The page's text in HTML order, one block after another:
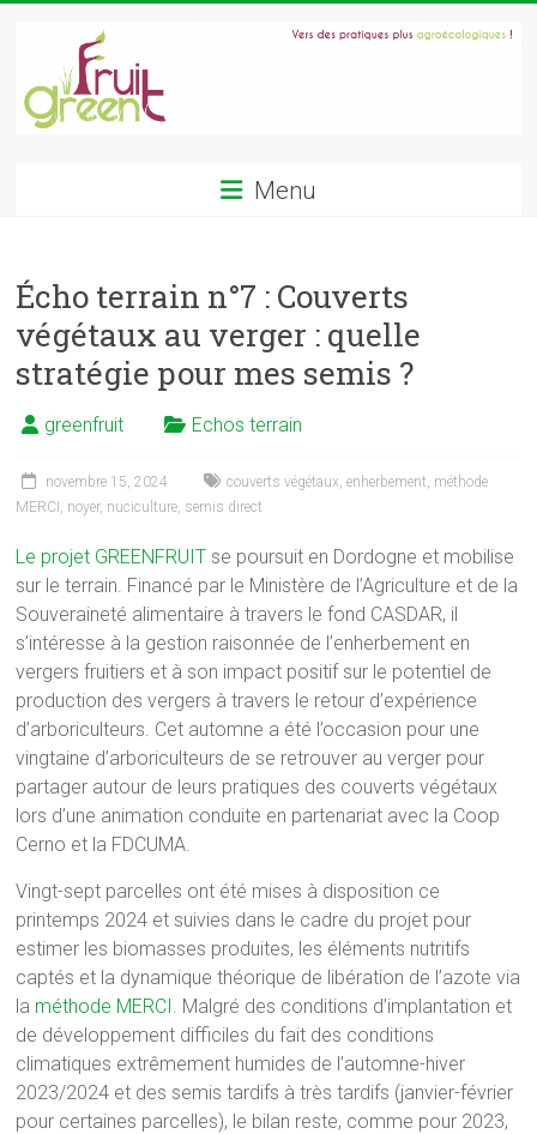
GREENFRUIT
l'enherbement
en
verger
fruitier
couverts
végétaux,
paturages,
Menu
Écho terrain n°7 : Couverts
végétaux au verger : quelle
stratégie pour mes semis ?
greenfruit Echos terrain
novembre 15, 2024 couverts végétaux ,enherbement méthode
MERCI noyer, nuciculture semis direct
Le projet GREENFRUIT se poursuit en Dordogne et mobilise
sur le terrain. Financé par le Ministère de l’Agriculture et de la
Souveraineté alimentaire à travers le fond CASDAR, il
s’intéresse à la gestion raisonnée de l’enherbement en
vergers fruitiers et à son impact positif sur le potentiel de
production des vergers à travers le retour d’expérience
d’arboriculteurs. Cet automne a été l’occasion pour une
vingtaine d’arboriculteurs de se retrouver au verger pour
partager autour de leurs pratiques des couverts végétaux
lors d’une animation conduite en partenariat avec la Coop
Cerno et la FDCUMA.
Vingt-sept parcelles ont été mises à disposition ce
printemps 2024 et suivies dans le cadre du projet pour
estimer les biomasses produites, les éléments nutritifs
captés et la dynamique théorique de libération de l’azote via
la méthode MERCI . Malgré des conditions d’implantation et
de développement difficiles du fait des conditions
climatiques extrêmement humides de l’automne-hiver
2023/2024 et des semis tardifs à très tardifs (janvier-février
pour certaines parcelles), le bilan reste, comme pour 2023,